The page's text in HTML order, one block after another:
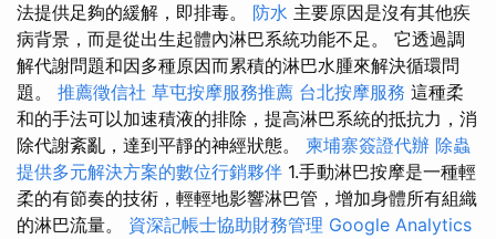
法提供足夠的緩解，即排毒。 防水 主要原因是沒有其他疾
病背景，而是從出生起體內淋巴系統功能不足。 它透過調
解代謝問題和因多種原因而累積的淋巴水腫來解決循環問
題。 推薦徵信社 草屯按摩服務推薦 台北按摩服務 這種柔
和的手法可以加速積液的排除，提高淋巴系統的抵抗力，消
除代謝紊亂，達到平靜的神經狀態。 柬埔寨簽證代辦 除蟲
提供多元解決方案的數位行銷夥伴 1.手動淋巴按摩是一種輕
柔的有節奏的技術，輕輕地影響淋巴管，增加身體所有組織
的淋巴流量。 資深記帳士協助財務管理 Google Analytics